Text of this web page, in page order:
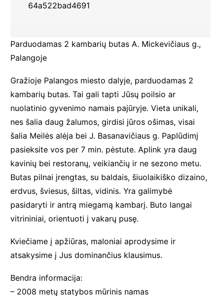
64a522bad4691
Parduodamas 2 kambarių butas A. Mickevičiaus g.,
Palangoje
Gražioje Palangos miesto dalyje, parduodamas 2
kambarių butas. Tai gali tapti Jūsų poilsio ar
nuolatinio gyvenimo namais pajūryje. Vieta unikali,
nes šalia daug žalumos, girdisi jūros ošimas, visai
šalia Meilės alėja bei J. Basanavičiaus g. Paplūdimį
pasieksite vos per 7 min. pėstute. Aplink yra daug
kavinių bei restoranų, veikiančių ir ne sezono metu.
Butas pilnai įrengtas, su baldais, šiuolaikiško dizaino,
erdvus, šviesus, šiltas, vidinis. Yra galimybė
pasidaryti ir antrą miegamą kambarį. Buto langai
vitrininiai, orientuoti į vakarų pusę.
Kviečiame į apžiūras, maloniai aprodysime ir
atsakysime į Jus dominančius klausimus.
Bendra informacija:
– 2008 metų statybos mūrinis namas